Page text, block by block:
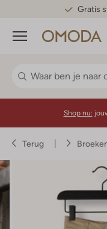
Gratis
Menu
Shop nu:
Terug